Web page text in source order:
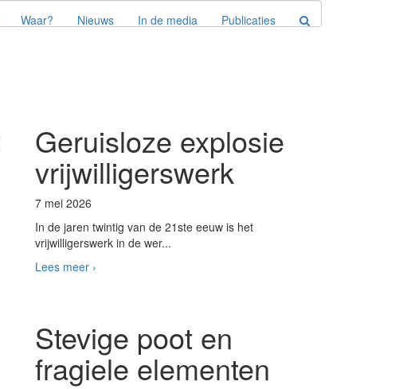
Waar? Nieuws In de media
Publicaties
Geruisloze explosie
vrijwilligerswerk
7 mei 2026
In de jaren twintig van de 21ste eeuw is het
vrijwilligerswerk in de wer...
Lees meer ›
Stevige poot en
fragiele elementen